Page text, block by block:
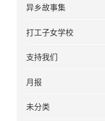
异乡故事集
打工子女学校
支持我们
月报
未分类